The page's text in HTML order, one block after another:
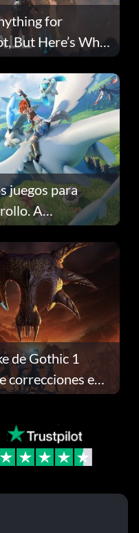
for
But Here’s Why
juegos para
A
por qué.
de Gothic 1
correcciones en